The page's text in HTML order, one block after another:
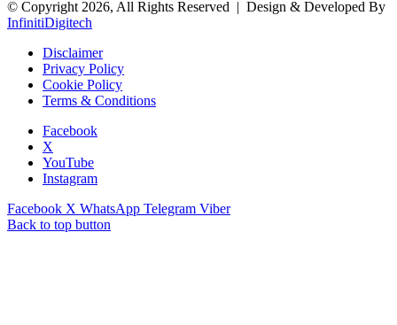
© Copyright 2026, All Rights Reserved | Design & Developed By
InfinitiDigitech
Disclaimer
Privacy Policy
Cookie Policy
Terms & Conditions
Facebook
X
YouTube
Instagram
Facebook X WhatsApp Telegram Viber
Back to top button